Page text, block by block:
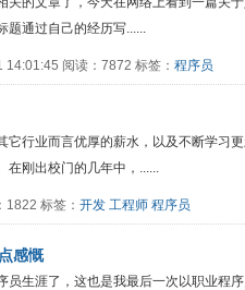
题通过自己的经历写......
阅读：7872 标签： 程序员
它行业而言优厚的薪水，以及不断学习
在刚出校门的几年中，......
标签： 开发 工程师 程序员
感慨
员生涯了，这也是我最后一次以职业程